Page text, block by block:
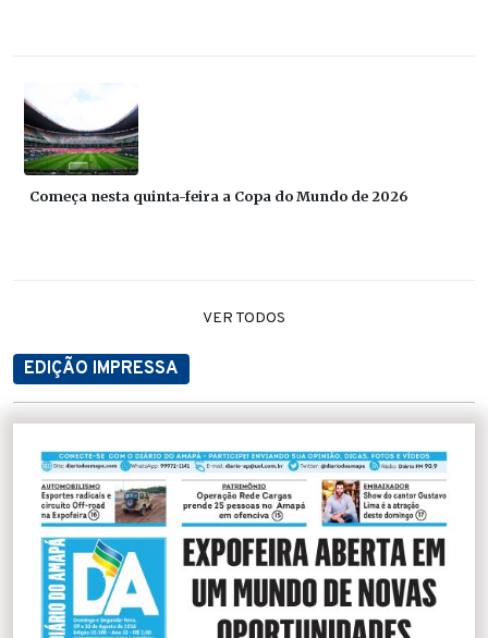
Começa nesta quinta-feira a Copa do Mundo de 2026
VER TODOS
EDIÇÃO IMPRESSA